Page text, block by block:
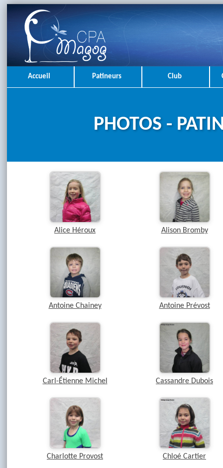
Accueil Patineurs Club
PHOTOS -
Alice Héroux Alison Bromby
Antoine Chainey Antoine Prévost
Carl-Étienne Michel Cassandre Dubois
Charlotte Provost Chloé Cartier